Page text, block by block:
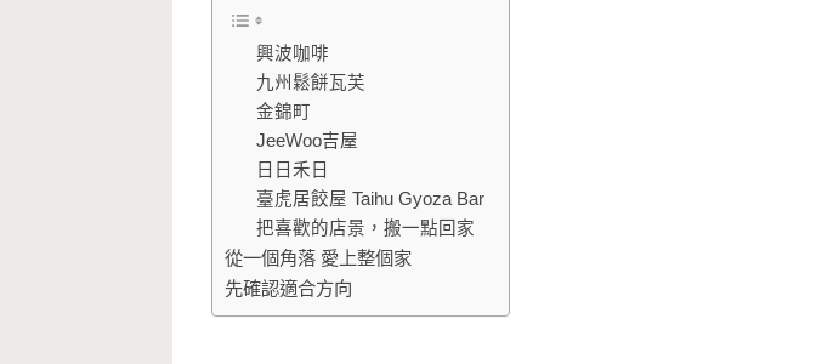
興波咖啡
九州鬆餅瓦芙
金錦町
JeeWoo吉屋
日日禾日
臺虎居餃屋 Taihu Gyoza Bar
把喜歡的店景，搬一點回家
從一個角落 愛上整個家
先確認適合方向